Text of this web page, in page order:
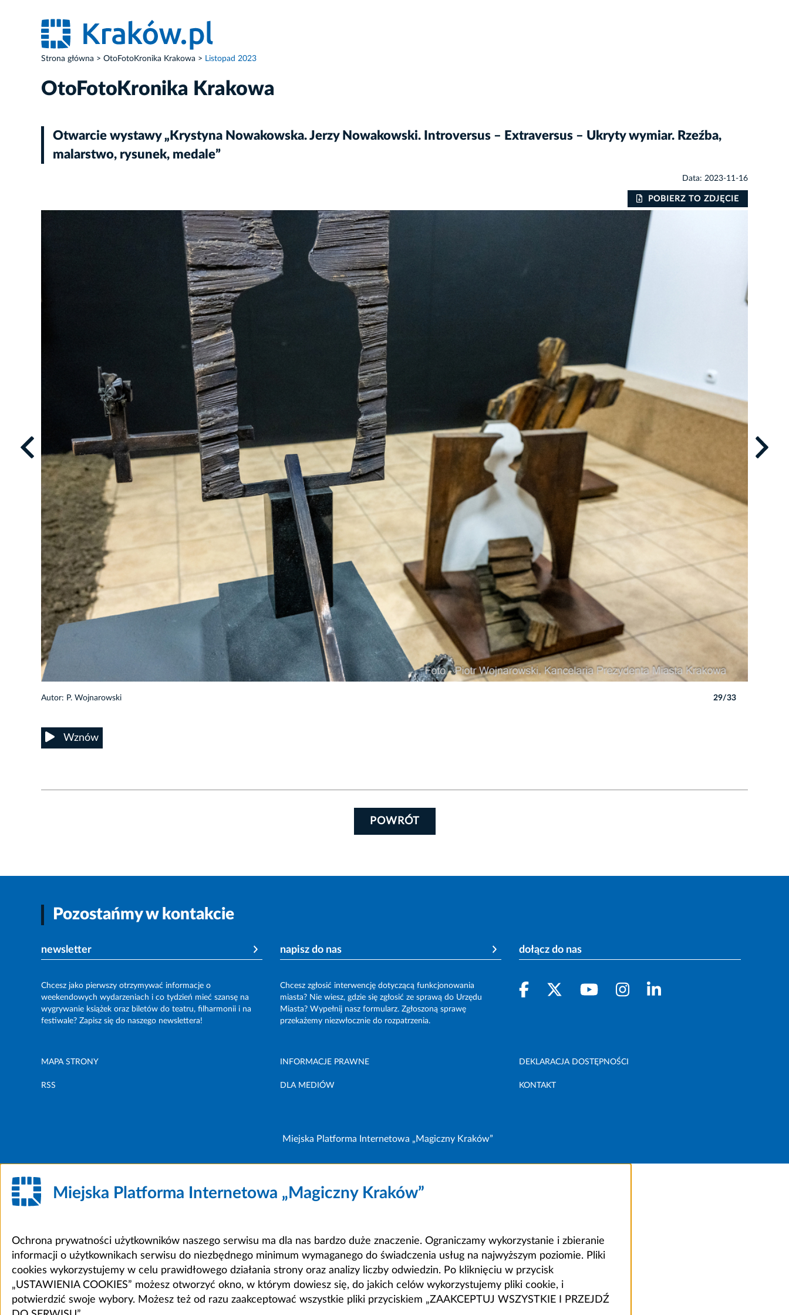
Strona główna OtoFotoKronika Krakowa Listopad 2023
OtoFotoKronika Krakowa
Otwarcie wystawy „Krystyna Nowakowska. Jerzy Nowakowski. Introversus – Extraversus – Ukryty wymiar. Rzeźba,
malarstwo, rysunek, medale”
Data: 2023-11-16
POBIERZ TO ZDJĘCIE
Autor: P. Wojnarowski 29/33
Wznów
POWRÓT
Pozostańmy w kontakcie
newsletter
Chcesz jako pierwszy otrzymywać informacje o
weekendowych wydarzeniach i co tydzień mieć szansę na
wygrywanie książek oraz biletów do teatru, filharmonii i na
festiwale? Zapisz się do naszego newslettera!
napisz do nas
Chcesz zgłosić interwencję dotyczącą funkcjonowania
miasta? Nie wiesz, gdzie się zgłosić ze sprawą do Urzędu
Miasta? Wypełnij nasz formularz. Zgłoszoną sprawę
przekażemy niezwłocznie do rozpatrzenia.
dołącz do nas
MAPA STRONY INFORMACJE PRAWNE DEKLARACJA DOSTĘPNOŚCI
RSS DLA MEDIÓW KONTAKT
Miejska Platforma Internetowa „Magiczny Kraków”
Miejska Platforma Internetowa „Magiczny Kraków”
Ochrona prywatności użytkowników naszego serwisu ma dla nas bardzo duże znaczenie. Ograniczamy wykorzystanie i zbieranie
informacji o użytkownikach serwisu do niezbędnego minimum wymaganego do świadczenia usług na najwyższym poziomie. Pliki
cookies wykorzystujemy w celu prawidłowego działania strony oraz analizy liczby odwiedzin. Po kliknięciu w przycisk
„USTAWIENIA COOKIES” możesz otworzyć okno, w którym dowiesz się, do jakich celów wykorzystujemy pliki cookie, i
potwierdzić swoje wybory. Możesz też od razu zaakceptować wszystkie pliki przyciskiem „ZAAKCEPTUJ WSZYSTKIE I PRZEJDŹ